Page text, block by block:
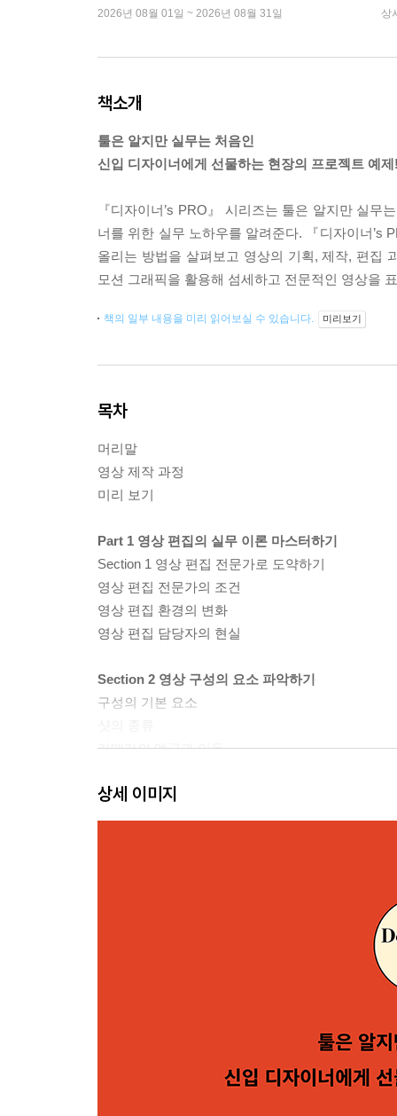
2026년 08월 01일 ~ 2026년 08월 31일 상
책소개
툴은 알지만 실무는 처음인
신입 디자이너에게 선물하는 현장의 프로젝트 예
『디자이너’s PRO』 시리즈는 툴은 알지만 실
너를 위한 실무 노하우를 알려준다. 『디자이너’s
올리는 방법을 살펴보고 영상의 기획, 제작, 편집
모션 그래픽을 활용해 섬세하고 전문적인 영상을
책의 일부 내용을 미리 읽어보실 수 있습니다. 미리보기
목차
머리말
영상 제작 과정
미리 보기
Part 1 영상 편집의 실무 이론 마스터하기
Section 1 영상 편집 전문가로 도약하기
영상 편집 전문가의 조건
영상 편집 환경의 변화
영상 편집 담당자의 현실
Section 2 영상 구성의 요소 파악하기
구성의 기본 요소
카메라의 앵글과 이동
Section 3 컷의 원칙과 문법 이해하기
영상의 앵글 변화에 대한 법칙
컷에는 이유가 있어야 한다
상세 이미지